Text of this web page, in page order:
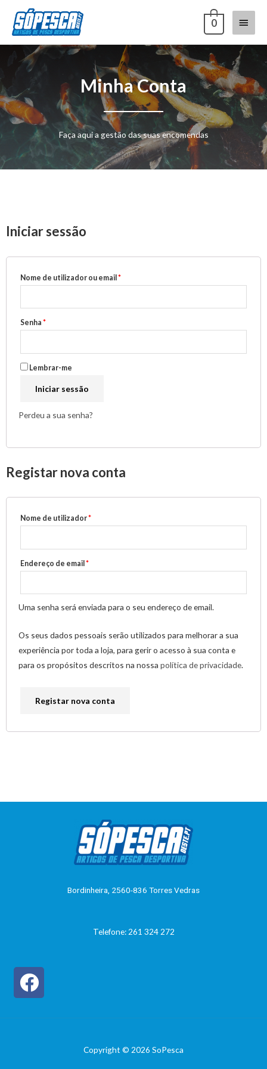
0
Minha Conta
Faça aqui a gestão das suas encomendas
Iniciar sessão
Nome de utilizador ou email *
Senha *
Lembrar-me
Iniciar sessão
Perdeu a sua senha?
Registar nova conta
Nome de utilizador*
Endereço de email *
Uma senha será enviada para o seu endereço de email.
Os seus dados pessoais serão utilizados para melhorar a sua
experiência por toda a loja, para gerir o acesso à sua conta e
para os propósitos descritos na nossa política de privacidade.
Registar nova conta
Bordinheira, 2560-836 Torres Vedras
Telefone: 261 324 272
Copyright © 2026 SoPesca